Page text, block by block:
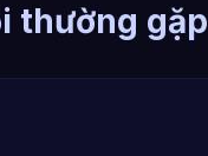
thường gặp